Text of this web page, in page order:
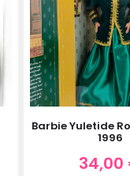
Barbie Yuletide
1996
34,00